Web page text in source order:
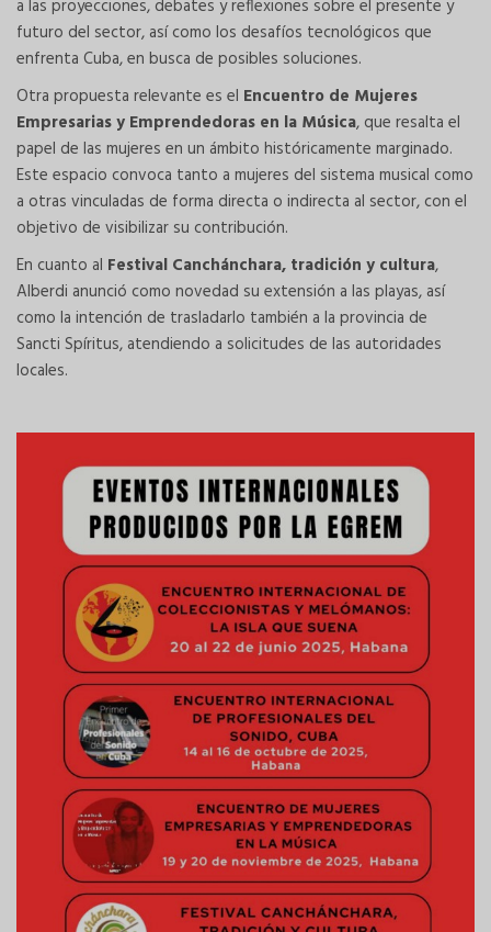
a las proyecciones, debates y reflexiones sobre el presente y
futuro del sector, así como los desafíos tecnológicos que
enfrenta Cuba, en busca de posibles soluciones.
Otra propuesta relevante es el Encuentro de Mujeres
Empresarias y Emprendedoras en la Música, que resalta el
papel de las mujeres en un ámbito históricamente marginado.
Este espacio convoca tanto a mujeres del sistema musical como
a otras vinculadas de forma directa o indirecta al sector, con el
objetivo de visibilizar su contribución.
En cuanto al Festival Canchánchara, tradición y cultura,
Alberdi anunció como novedad su extensión a las playas, así
como la intención de trasladarlo también a la provincia de
Sancti Spíritus, atendiendo a solicitudes de las autoridades
locales.